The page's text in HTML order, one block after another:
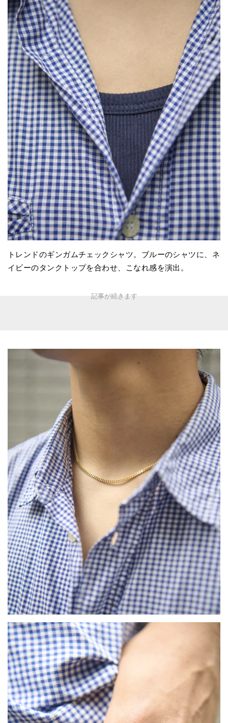
トレンドのギンガムチェックシャツ。ブルーのシャツに、ネ
イビーのタンクトップを合わせ、こなれ感を演出。